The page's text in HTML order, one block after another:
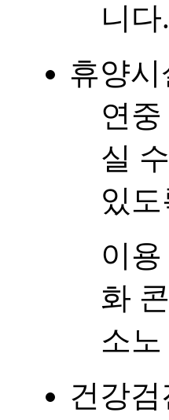
니다.
휴양시
연
실 수
있
이
화
소
건강검